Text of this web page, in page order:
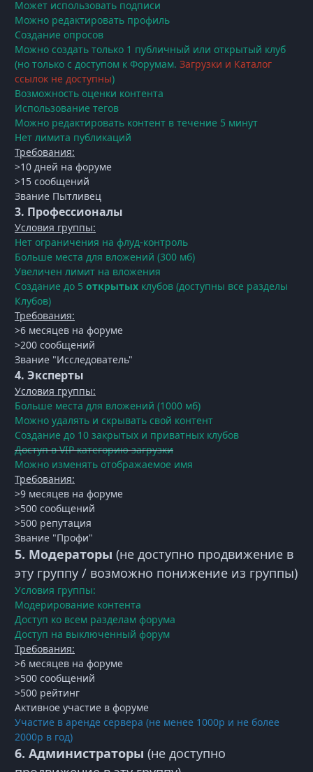
Может использовать подписи
Можно редактировать профиль
Создание опросов
Можно создать только 1 публичный или открытый клуб
(но только с доступом к Форумам. Загрузки и Каталог
ссылок не доступны)
Возможность оценки контента
Использование тегов
Можно редактировать контент в течение 5 минут
Нет лимита публикаций
Требования:
>10 дней на форуме
>15 сообщений
Звание Пытливец
3. Профессионалы
Условия группы:
Нет ограничения на флуд-контроль
Больше места для вложений (300 мб)
Увеличен лимит на вложения
Создание до 5 открытых клубов (доступны все разделы
Клубов)
Требования:
>6 месяцев на форуме
>200 сообщений
Звание "Исследователь"
4. Эксперты
Условия группы:
Больше места для вложений (1000 мб)
Можно удалять и скрывать свой контент
Создание до 10 закрытых и приватных клубов
Доступ в VIP категорию загрузки
Можно изменять отображаемое имя
Требования:
>9 месяцев на форуме
>500 сообщений
>500 репутация
Звание "Профи"
5. Модераторы (не доступно продвижение в
эту группу / возможно понижение из группы)
Условия группы:
Модерирование контента
Доступ ко всем разделам форума
Доступ на выключенный форум
Требования:
>6 месяцев на форуме
>500 сообщений
>500 рейтинг
Активное участие в форуме
Участие в аренде сервера (не менее 1000р и не более
2000р в год)
6. Администраторы (не доступно